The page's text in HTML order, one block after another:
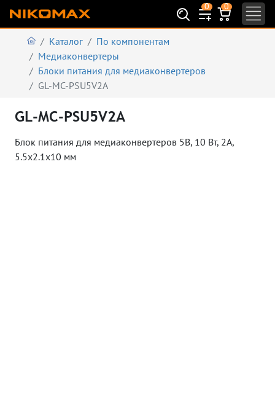
0 0
Каталог
По компонентам
Медиаконвертеры
Блоки питания для медиаконвертеров
GL-MC-PSU5V2A
GL-MC-PSU5V2A
Блок питания для медиаконвертеров 5В, 10 Вт, 2А,
5.5х2.1х10 мм